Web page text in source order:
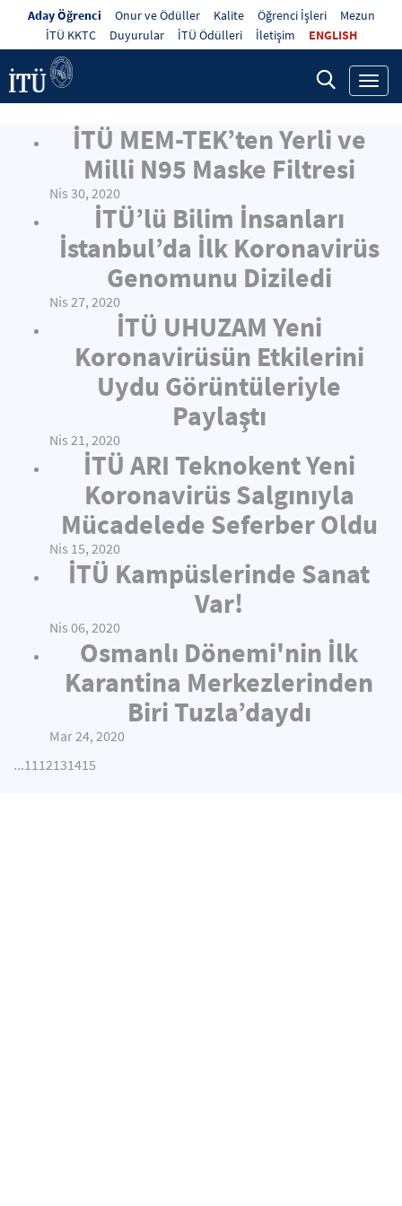
Aday Öğrenci Onur ve Ödüller Kalite Öğrenci İşleri
Mezun
İTÜ KKTC
Duyurular İTÜ Ödülleri İletişim ENGLISH
İTÜ MEM-TEK’ten Yerli ve
Milli N95 Maske Filtresi
Nis 30, 2020
İTÜ’lü Bilim İnsanları
İstanbul’da İlk Koronavirüs
Genomunu Diziledi
Nis 27, 2020
İTÜ UHUZAM Yeni
Koronavirüsün Etkilerini
Uydu Görüntüleriyle
Paylaştı
Nis 21, 2020
İTÜ ARI Teknokent Yeni
Koronavirüs Salgınıyla
Mücadelede Seferber Oldu
Nis 15, 2020
İTÜ Kampüslerinde Sanat
Var!
Nis 06, 2020
Osmanlı Dönemi'nin İlk
Karantina Merkezlerinden
Biri Tuzla’daydı
Mar 24, 2020
...1112131415